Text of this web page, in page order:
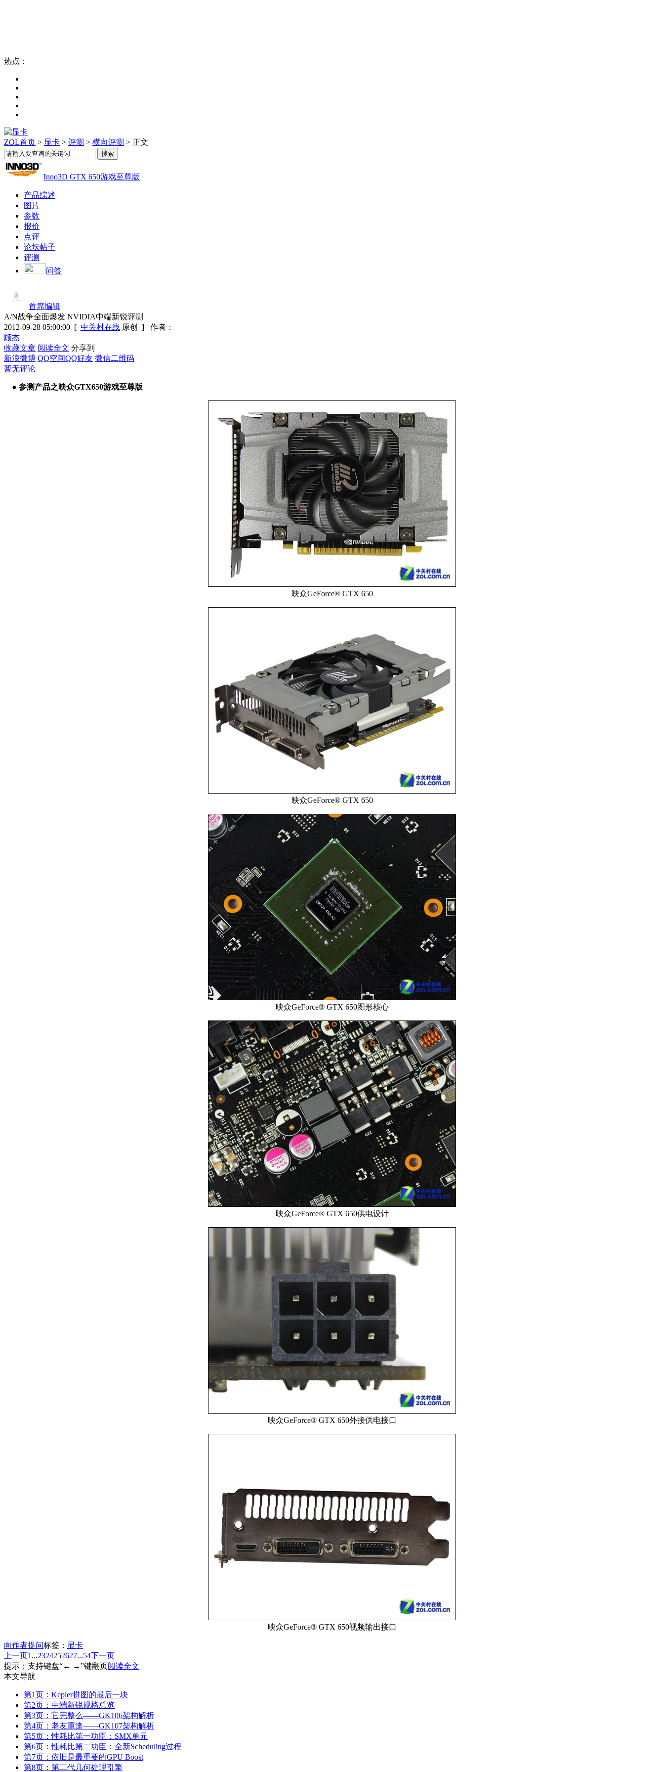
热点：
ZOL首页 > 显卡 > 评测 > 横向评测 > 正文
Inno3D GTX 650游戏至尊版
产品综述
图片
参数
报价
点评
论坛帖子
评测
问答
首席编辑
A/N战争全面爆发 NVIDIA中端新锐评测
2012-09-28 05:00:00 [ 中关村在线 原创 ]
作者：
顾杰
收藏文章 阅读全文 分享到
新浪微博 QQ空间QQ好友 微信二维码
暂无评论
● 参测产品之映众GTX650游戏至尊版
映众GeForce® GTX 650
映众GeForce® GTX 650
映众GeForce® GTX 650图形核心
映众GeForce® GTX 650供电设计
映众GeForce® GTX 650外接供电接口
映众GeForce® GTX 650视频输出接口
向作者提问标签： 显卡
上一页1 ...2324252627...54下一页
提示：支持键盘“← →”键翻页阅读全文
本文导航
第1页：Kepler拼图的最后一块
第2页：中端新锐规格总览
第3页：它完整么——GK106架构解析
第4页：老友重逢——GK107架构解析
第5页：性耗比第一功臣：SMX单元
第6页：性耗比第二功臣：全新Scheduling过程
第7页：依旧是最重要的GPU Boost
第8页：第二代几何处理引擎